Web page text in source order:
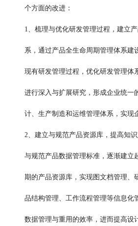
个方面的改进：
1、梳理与优化研发管理过程，建立
系，通过产品全生命周期管理体系建
现有研发管理过程，优化研发管理体
进行深入与扩展研究，形成企业统一
计、生产制造和运维管理体系，实现
2、建立与规范产品资源库，提高知
与规范产品数据管理标准，逐渐建立
期的产品资源库，实现图文档管理、
品结构管理、工作流程管理等信息化
数据管理与重用的效率，进而提高设